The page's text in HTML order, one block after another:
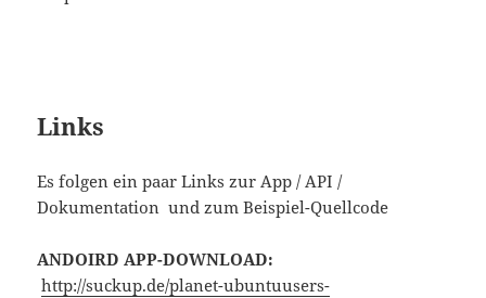
Links
Es folgen ein paar Links zur App / API /
Dokumentation und zum Beispiel-Quellcode
ANDOIRD APP-DOWNLOAD:
http://suckup.de/planet-ubuntuusers-